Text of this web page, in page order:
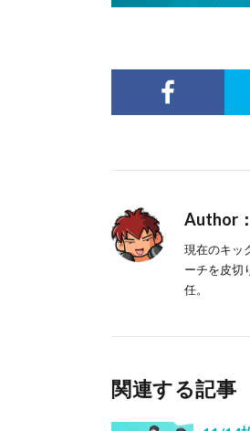
Author
現在のキッ
ーチを皮切
任。
関連する記事